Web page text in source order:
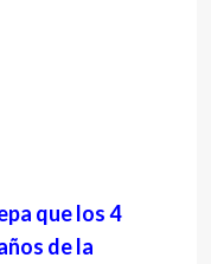
que los 4
de la